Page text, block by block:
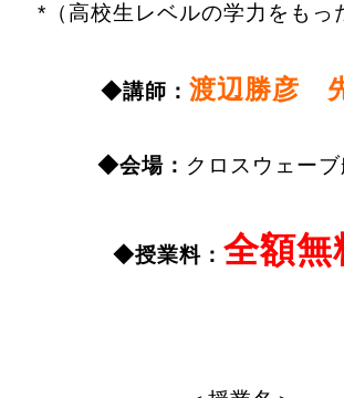
*（高校生レベルの学力をもっ
◆講師： 渡辺勝彦
◆会場： クロスウェー
◆授業料：全額無